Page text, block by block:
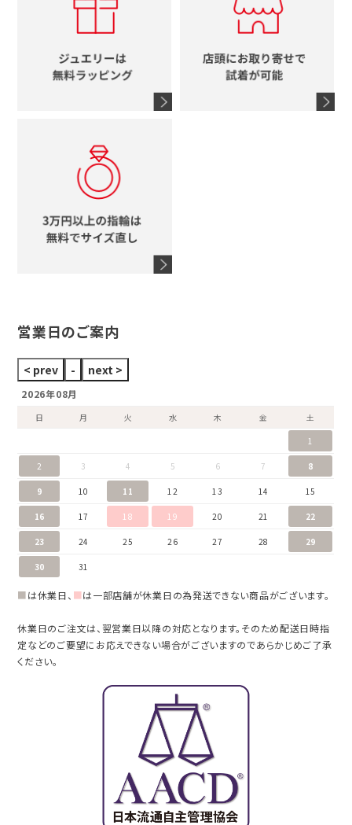
ブルガリ
グッチ
スタージュエリー
ウノアエレ
コーチ
ブランドアイテムをすべて見る
時計をすべて見る
エルメス
シャネル
タグホイヤー
営業日のご案内
2026年08月
日 月 火 水 木 金
土
1
2 3 4 5 6 7 8
9 10 11 12 13 14 15
16 17 18 19 20 21 22
23 24 25 26 27 28 29
30 31
■は休業日、 ■は一部店舗が休業日の為発送できない商品がございます。
休業日のご注文は、翌営業日以降の対応となります。そのため配送日時指
定などのご要望にお応えできない場合がございますのであらかじめご了承
ください。